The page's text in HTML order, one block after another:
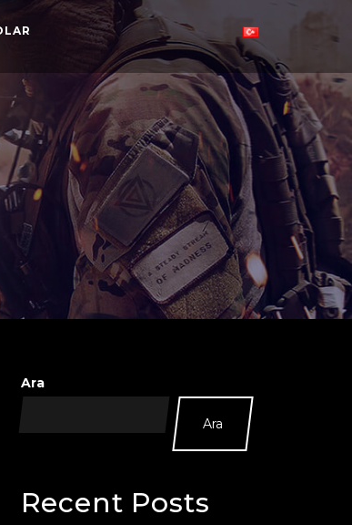
Ara
Ara
Recent Posts